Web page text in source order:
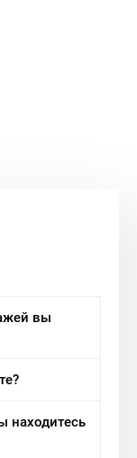
вы
находитесь